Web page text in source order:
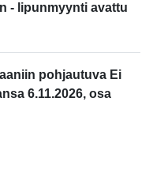
- lipunmyynti avattu
pohjautuva Ei
6.11.2026, osa